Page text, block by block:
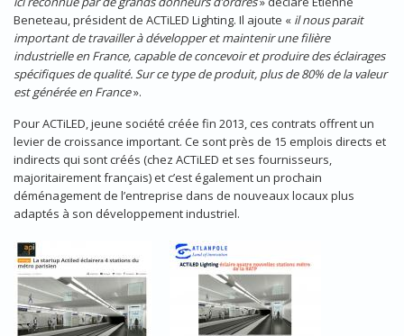
Beneteau, président de ACTiLED Lighting. Il ajoute « il nous parait
important de travailler à développer et maintenir une filière
industrielle en France, capable de concevoir et produire des éclairages
spécifiques de qualité. Sur ce type de produit, plus de 80% de la valeur
est générée en France».
Pour ACTiLED, jeune société créée fin 2013, ces contrats offrent un
levier de croissance important. Ce sont près de 15 emplois directs et
indirects qui sont créés (chez ACTiLED et ses fournisseurs,
majoritairement français) et c’est également un prochain
déménagement de l’entreprise dans de nouveaux locaux plus
adaptés à son développement industriel.